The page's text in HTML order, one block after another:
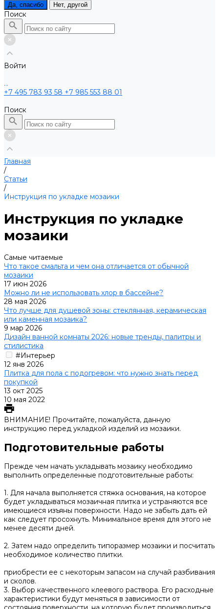
Да, спасибо Нет, другой
Поиск
Войти
...
+7 495 783 93 58 +7 985 553 88 01
Поиск
Главная
/
Статьи
/
Инструкция по укладке мозаики
Инструкция по укладке
мозаики
Самые читаемые
Что такое смальта и чем она отличается от обычной
мозаики
17 июн 2026
Можно ли не использовать хлор в бассейне?
28 мая 2026
Что лучше для душевой зоны: стеклянная, керамическая
или каменная мозаика?
9 мар 2026
Дизайн ванной комнаты 2026: новые тренды, палитры и
стилистика
#Интерьер
12 янв 2026
Плитка для пола с подогревом: что нужно знать перед
покупкой
13 окт 2025
10 мая 2022
ВНИМАНИЕ! Прочитайте, пожалуйста, данную
инструкцию перед укладкой изделий из мозаики.
Подготовительные работы
Прежде чем начать укладывать мозаику необходимо
выполнить определенные подготовительные работы:
1. Для начала выполняется стяжка основания, на которое
будет укладываться мозаичная плитка и устраняются все
имеющиеся изъяны поверхности. Надо не забыть дать ей
как следует просохнуть. Минимальное время для этого не
менее десяти дней.
2. Затем надо определить типоразмер мозаики и посчитать
необходимое количество плитки.
приобрести ее с некоторым запасом на случай разбивания
и сколов.
3. Выбор качественного клеевого раствора. Его расходные
характеристики будут меняться в зависимости от